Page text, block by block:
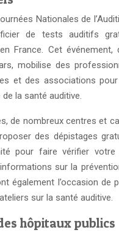
Nationales de
de tests auditifs
France. Cet événement,
mobilise des
et des associations
la santé auditive.
de nombreux centres et
des dépistages
pour faire vérifier votre
sur la
également l’occasion de
sur la santé auditive.
hôpitaux publics